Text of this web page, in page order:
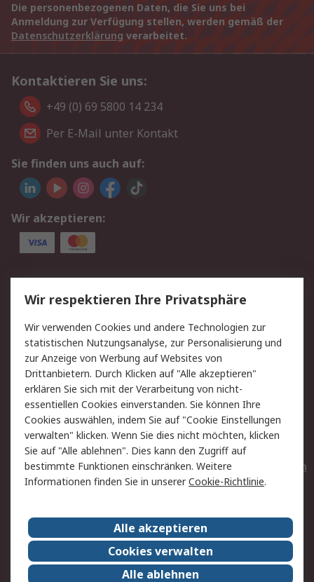
Die personenbezogenen Daten, die Sie uns bei
Anmeldung zur Verfügung stellen, werden gemäß der
Datenschutzerklärung verarbeitet.
Kontaktieren Sie uns:
+49 (0) 69 5800 14 234
Per E-Mail unter Kontakt
Sie finden uns auch auf:
Wir akzeptieren:
Service
Value Added Services
Lieferlösungen
Rücksendungen
Kontakt
Hilfe
Privatkunden
Rechtliches
AGB
Datenschutz
Cookie-Richtlinie
Zahlungsbedingungen
Copyright/Impressum
Entsorgung
Elektrogeräte/Batterien
RS weltweit
Karriere bei RS
Nachhaltigkeit
Qualität/Umwelt/ZertifikatePresse-Center
Wir respektieren Ihre Privatsphäre
Wir verwenden Cookies und andere Technologien zur
statistischen Nutzungsanalyse, zur Personalisierung und
zur Anzeige von Werbung auf Websites von
Drittanbietern. Durch Klicken auf "Alle akzeptieren"
erklären Sie sich mit der Verarbeitung von nicht-
essentiellen Cookies einverstanden. Sie können Ihre
Cookies auswählen, indem Sie auf "Cookie Einstellungen
verwalten" klicken. Wenn Sie dies nicht möchten, klicken
Sie auf "Alle ablehnen". Dies kann den Zugriff auf
bestimmte Funktionen einschränken. Weitere
Informationen finden Sie in unsererCookie-Richtlinie.
Alle akzeptieren
Cookies verwalten
Alle ablehnen